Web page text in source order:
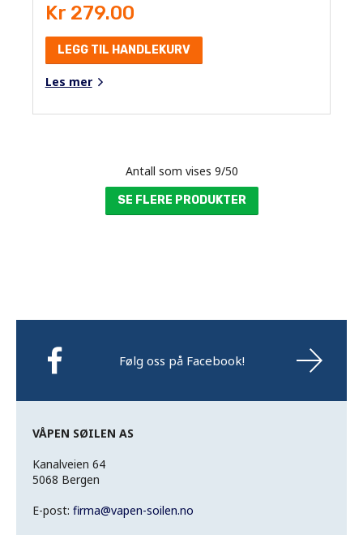
Kr 279.00
LEGG TIL HANDLEKURV
Les mer
Antall som vises 9/50
SE FLERE PRODUKTER
Følg oss på Facebook!
VÅPEN SØILEN AS
Kanalveien 64
5068 Bergen
E-post: firma@vapen-soilen.no